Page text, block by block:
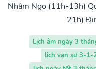
Nhâm Ngọ (11h-13h)
21h)
Lịch âm ngày 3
lịch vạn sự 3-1-